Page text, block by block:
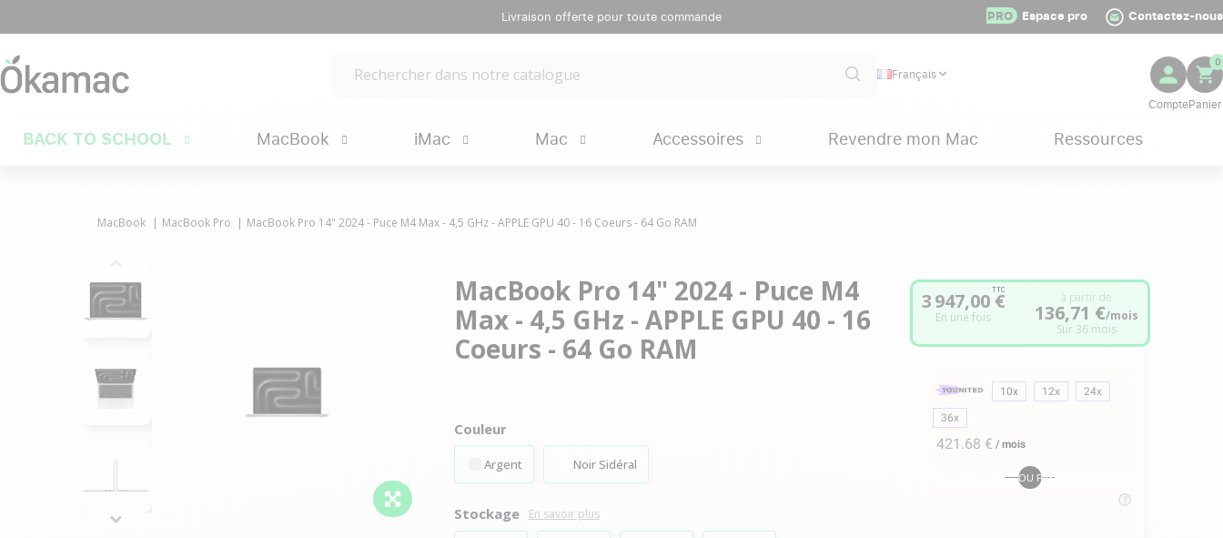
Livraison offerte pour toute commande PRO Espace pro Contactez-nous
Français
0
BACK TO SCHOOL MacBook iMac Mac Accessoires Revendre mon Mac Ressources
MacBook MacBook Pro MacBook Pro 14" 2024 - Puce M4 Max - 4,5 GHz - APPLE GPU 40 - 16 Coeurs - 64 Go RAM
MacBook Pro 14" 2024 - Puce M4
Max - 4,5 GHz - APPLE GPU 40 - 16
Coeurs - 64 Go RAM
Couleur
Argent Noir Sidéral
Stockage En savoir plus
3 947,00 €
TTC
En une fois
à partir de
136,71 €/mois
Sur 36 mois
10x 12x 24x
36x
421.68 € / mois
OU PAYER EN